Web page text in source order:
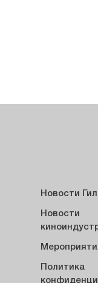
Новости
Новости
Политика